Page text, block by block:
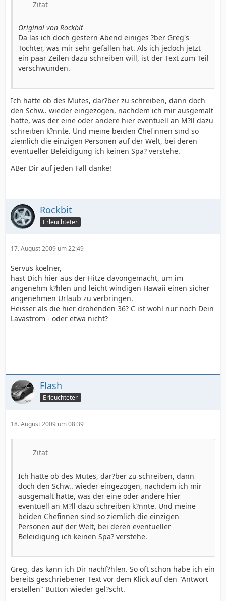
Zitat
Original von Rockbit
Da las ich doch gestern Abend einiges ?ber Greg's
Tochter, was mir sehr gefallen hat. Als ich jedoch jetzt
ein paar Zeilen dazu schreiben will, ist der Text zum Teil
verschwunden.
Ich hatte ob des Mutes, dar?ber zu schreiben, dann doch
den Schw.. wieder eingezogen, nachdem ich mir ausgemalt
hatte, was der eine oder andere hier eventuell an M?ll dazu
schreiben k?nnte. Und meine beiden Chefinnen sind so
ziemlich die einzigen Personen auf der Welt, bei deren
eventueller Beleidigung ich keinen Spa? verstehe.
ABer Dir auf jeden Fall danke!
Rockbit
Erleuchteter
17. August 2009 um 22:49
Servus koelner,
hast Dich hier aus der Hitze davongemacht, um im
angenehm k?hlen und leicht windigen Hawaii einen sicher
angenehmen Urlaub zu verbringen.
Heisser als die hier drohenden 36? C ist wohl nur noch Dein
Lavastrom - oder etwa nicht?
Flash
Erleuchteter
18. August 2009 um 08:39
Zitat
Ich hatte ob des Mutes, dar?ber zu schreiben, dann
doch den Schw.. wieder eingezogen, nachdem ich mir
ausgemalt hatte, was der eine oder andere hier
eventuell an M?ll dazu schreiben k?nnte. Und meine
beiden Chefinnen sind so ziemlich die einzigen
Personen auf der Welt, bei deren eventueller
Beleidigung ich keinen Spa? verstehe.
Greg, das kann ich Dir nachf?hlen. So oft schon habe ich ein
bereits geschriebener Text vor dem Klick auf den "Antwort
erstellen" Button wieder gel?scht.